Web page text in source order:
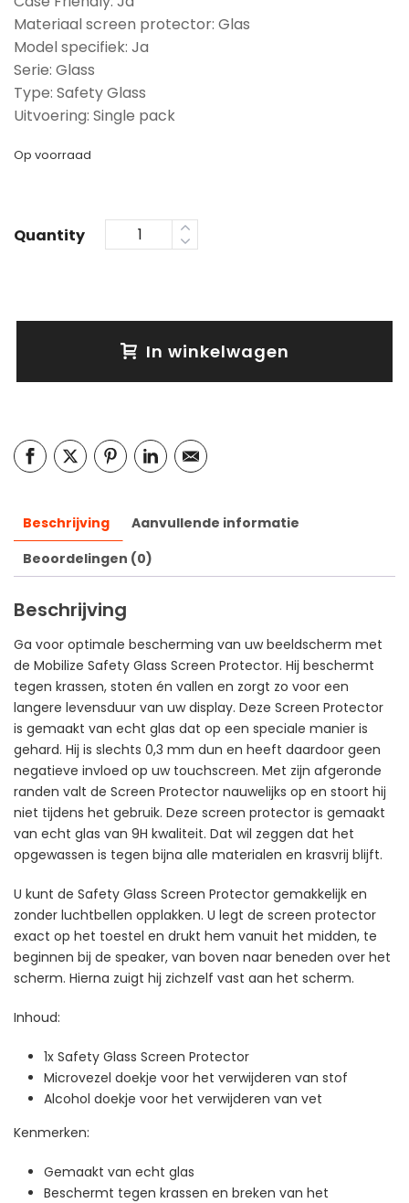
Materiaal screen protector: Glas
Model specifiek: Ja
Serie: Glass
Type: Safety Glass
Uitvoering: Single pack
Op voorraad
Quantity
In winkelwagen
Beschrijving
Aanvullende informatie
Beoordelingen (0)
Beschrijving
Ga voor optimale bescherming van uw beeldscherm met
de Mobilize Safety Glass Screen Protector. Hij beschermt
tegen krassen, stoten én vallen en zorgt zo voor een
langere levensduur van uw display. Deze Screen Protector
is gemaakt van echt glas dat op een speciale manier is
gehard. Hij is slechts 0,3 mm dun en heeft daardoor geen
negatieve invloed op uw touchscreen. Met zijn afgeronde
randen valt de Screen Protector nauwelijks op en stoort hij
niet tijdens het gebruik. Deze screen protector is gemaakt
van echt glas van 9H kwaliteit. Dat wil zeggen dat het
opgewassen is tegen bijna alle materialen en krasvrij blijft.
U kunt de Safety Glass Screen Protector gemakkelijk en
zonder luchtbellen opplakken. U legt de screen protector
exact op het toestel en drukt hem vanuit het midden, te
beginnen bij de speaker, van boven naar beneden over het
scherm. Hierna zuigt hij zichzelf vast aan het scherm.
Inhoud:
1x Safety Glass Screen Protector
Microvezel doekje voor het verwijderen van stof
Alcohol doekje voor het verwijderen van vet
Kenmerken:
Gemaakt van echt glas
Beschermt tegen krassen en breken van het